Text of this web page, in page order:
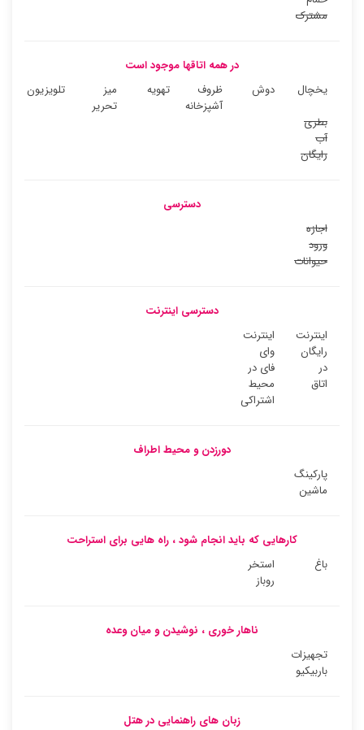
مشترک
در همه اتاقها موجود است
یخچال
دوش
ظروف
آشپزخانه
تهویه
میز
تحریر
تلویزیون
بطری
آب
رایگان
دسترسی
اجازه
ورود
حیوانات
دسترسی اینترنت
اینترنت
رایگان
در
اتاق
اینترنت
وای
فای در
محیط
اشتراکی
دورزدن و محیط اطراف
پارکینگ
ماشین
کارهایی که باید انجام شود ، راه هایی برای استراحت
باغ
استخر
روباز
ناهار خوری ، نوشیدن و میان وعده
تجهیزات
باربیکیو
زبان های راهنمایی در هتل